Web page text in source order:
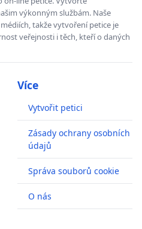
výkonným službám. Naše
takže vytvoření petice je
veřejnosti i těch, kteří o daných
Více
Vytvořit petici
Zásady ochrany osobních
údajů
Správa souborů cookie
O nás